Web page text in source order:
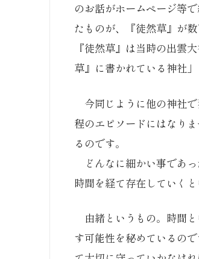
のお話がホームページ等
たものが、『徒然草』が
『徒然草』は当時の出雲
草』に書かれている神社
今同じように他の神社
程のエピソードにはなり
るのです。
どんなに細かい事であ
時間を経て存在していく
由緒というもの。時間
す可能性を秘めているの